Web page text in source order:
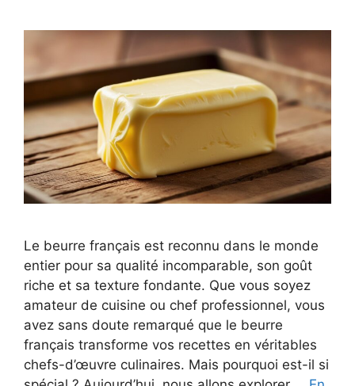
Le beurre français est reconnu dans le monde
entier pour sa qualité incomparable, son goût
riche et sa texture fondante. Que vous soyez
amateur de cuisine ou chef professionnel, vous
avez sans doute remarqué que le beurre
français transforme vos recettes en véritables
chefs-d’œuvre culinaires. Mais pourquoi est-il si